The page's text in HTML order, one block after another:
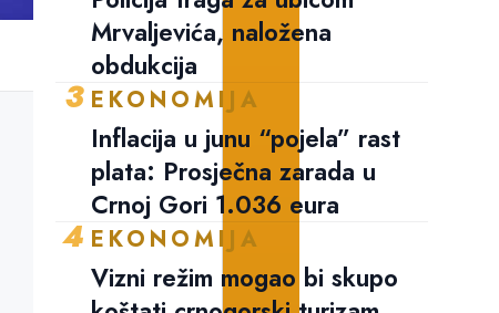
Mrvaljevića, naložena
obdukcija
3 EKONOMIJA
Inflacija u junu “pojela” rast
plata: Prosječna zarada u
Crnoj Gori 1.036 eura
4 EKONOMIJA
Vizni režim mogao bi skupo